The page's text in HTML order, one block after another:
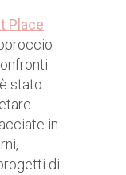
Place
stato
in
di